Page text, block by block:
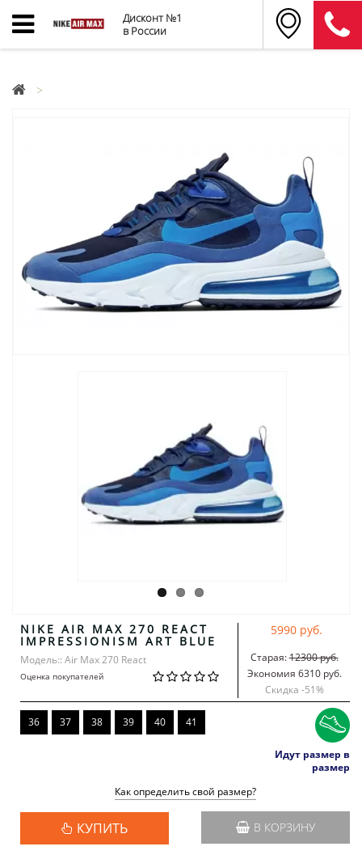
Дисконт №1
в России
NIKE AIR MAX 270 REACT
IMPRESSIONISM ART BLUE
Модель:: Air Max 270 React
Оценка покупателей
5990 руб.
Старая:12300 руб.
Экономия 6310 руб.
Скидка -51%
36 37 38 39 40 41
Идут размер в
размер
Как определить свой размер?
КУПИТЬ В КОРЗИНУ